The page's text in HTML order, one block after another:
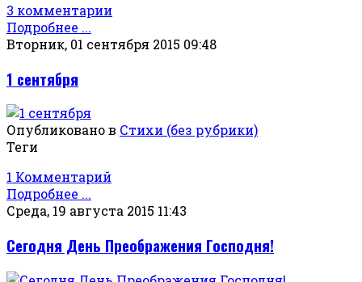
3 комментарии
Подробнее ...
Вторник, 01 сентября 2015 09:48
1 сентября
Опубликовано в Стихи (без рубрики)
Теги
1 Комментарий
Подробнее ...
Среда, 19 августа 2015 11:43
Сегодня День Преображения Господня!